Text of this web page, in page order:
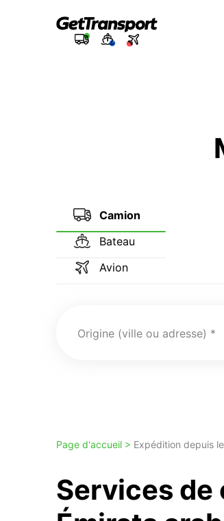
Camion
Bateau
Avion
Origine (ville ou adresse)
Page d'accueil > Expédition depuis
Services de